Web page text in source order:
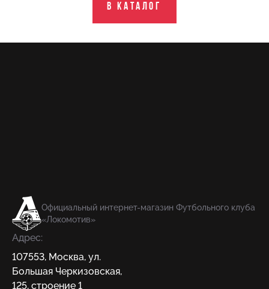
В каталог
Официальный интернет-магазин Футбольного клуба
«Локомотив»
Адрес:
107553, Москва, ул.
Большая Черкизовская,
125, строение 1